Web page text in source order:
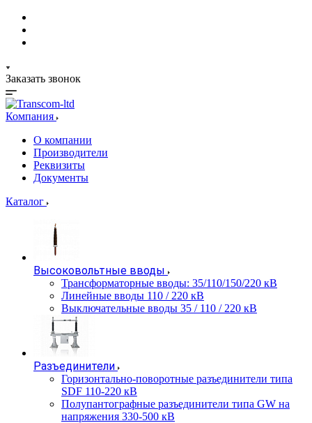
Заказать звонок
Компания
О компании
Производители
Реквизиты
Документы
Каталог
Высоковольтные вводы
Трансформаторные вводы: 35/110/150/220 кВ
Линейные вводы 110 / 220 кВ
Выключательные вводы 35 / 110 / 220 кВ
Разъединители
Горизонтально-поворотные разъединители типа
SDF 110-220 кВ
Полупантографные разъединители типа GW на
напряжения 330-500 кВ